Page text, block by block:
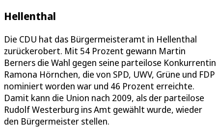
Hellenthal
Die CDU hat das Bürgermeisteramt in Hellenthal
zurückerobert. Mit 54 Prozent gewann Martin
Berners die Wahl gegen seine parteilose Konkurrentin
Ramona Hörnchen, die von SPD, UWV, Grüne und FDP
nominiert worden war und 46 Prozent erreichte.
Damit kann die Union nach 2009, als der parteilose
Rudolf Westerburg ins Amt gewählt wurde, wieder
den Bürgermeister stellen.